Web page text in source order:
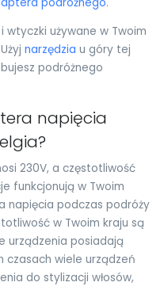
wtyczki używane w Twoim
narzędzia u góry tej
podróżnego
napięcia
230V, a częstotliwość
funkcjonują w Twoim
napięcia podczas podróży
w Twoim kraju są
urządzenia posiadają
czasach wiele urządzeń
do stylizacji włosów,